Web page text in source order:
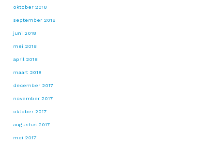
oktober 2018
september 2018
juni 2018
mei 2018
april 2018
maart 2018
december 2017
november 2017
oktober 2017
augustus 2017
mei 2017